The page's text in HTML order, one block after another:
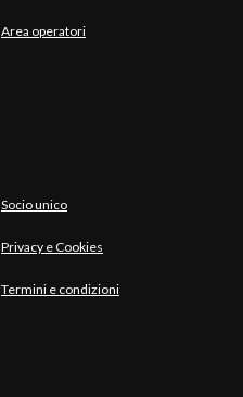
Area operatori
Socio unico
Privacy e Cookies
Termini e condizioni